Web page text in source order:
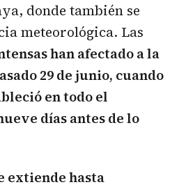
donde también se
meteorológica. Las
han afectado a la
29 de junio, cuando
en todo el
días antes de lo
extiende hasta